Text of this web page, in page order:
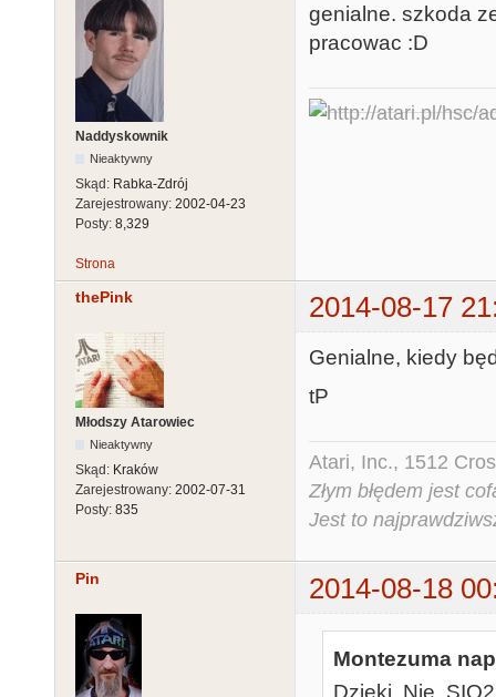
Naddyskownik
Nieaktywny
Skąd: Rabka-Zdrój
Zarejestrowany: 2002-04-23
Posty: 8,329
genialne. szkoda
pracowac :D
Strona
thePink 2014-08-17
Młodszy Atarowiec
Nieaktywny
Skąd: Kraków
Zarejestrowany: 2002-07-31
Posty: 835
Genialne, kiedy
tP
Atari, Inc., 1512
Złym błędem jest
Jest to
Pin 2014-08-18
Montezuma
Dzieki. Nie,